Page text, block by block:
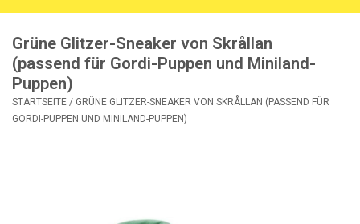
SALE
Geschenke
Grüne Glitzer-Sneaker von Skrållan
(passend für Gordi-Puppen und Miniland-
Puppen)
STARTSEITE / GRÜNE GLITZER-SNEAKER VON SKRÅLLAN (PASSEND FÜR
GORDI-PUPPEN UND MINILAND-PUPPEN)